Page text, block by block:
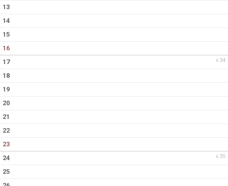
13
14
15
16
v.34
17
18
19
20
21
22
23
v.35
24
25